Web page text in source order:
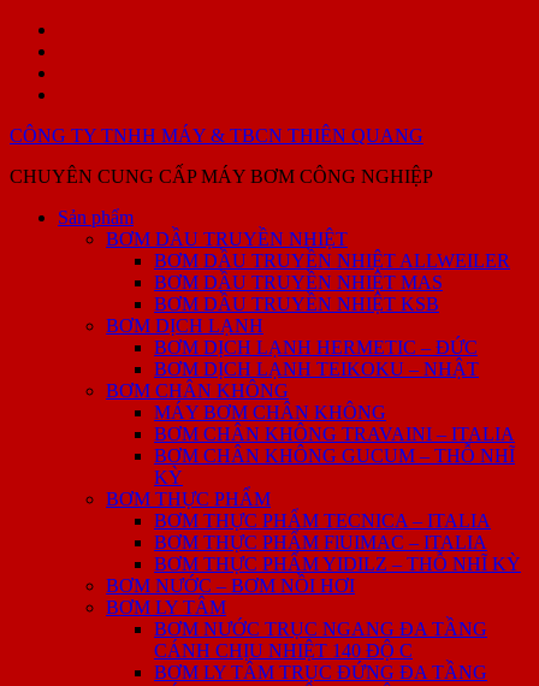
Skip
content
SỬA
BƠM
TRUYỀN
NHIỆT
CÔNG TY TNHH MÁY & TBCN THIÊN QUANG
CHUYÊN CUNG CẤP MÁY BƠM CÔNG NGHIỆP
Sản phẩm
BƠM DẦU TRUYỀN NHIỆT
BƠM DẦU TRUYỀN NHIỆT ALLWEILER
BƠM DẦU TRUYỀN NHIỆT MAS
BƠM DẦU TRUYỀN NHIỆT KSB
BƠM DỊCH LẠNH
BƠM DỊCH LẠNH HERMETIC – ĐỨC
BƠM DỊCH LẠNH TEIKOKU – NHẬT
BƠM CHÂN KHÔNG
MÁY BƠM CHÂN KHÔNG
BƠM CHÂN KHÔNG TRAVAINI – ITALIA
BƠM CHÂN KHÔNG GUCUM – THỖ NHĨ
KỲ
BƠM THỰC PHẨM
BƠM THỰC PHẨM TECNICA – ITALIA
BƠM THỰC PHẨM FlUIMAC – ITALIA
BƠM THỰC PHẨM YIDILZ – THỖ NHĨ KỲ
BƠM NƯỚC – BƠM NỒI HƠI
BƠM LY TÂM
BƠM NƯỚC TRỤC NGANG ĐA TẦNG
CÁNH CHỊU NHIỆT 140 ĐỘ C
BƠM LY TÂM TRỤC ĐỨNG ĐA TẦNG